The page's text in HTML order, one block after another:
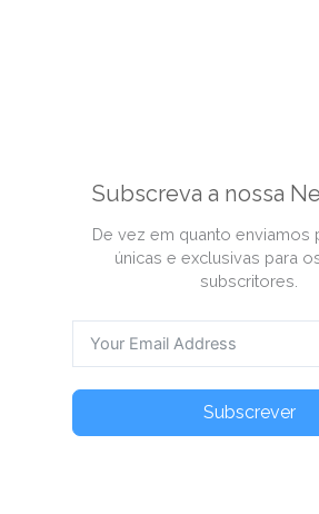
Subscreva a nossa
De vez em quanto enviamos
únicas e exclusivas para
subscritores.
Subscrever